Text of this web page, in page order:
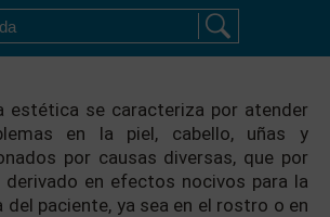
estética se caracteriza por atender
en la piel, cabello, uñas y
por causas diversas, que por
derivado en efectos nocivos para la
del paciente, ya sea en el rostro o en